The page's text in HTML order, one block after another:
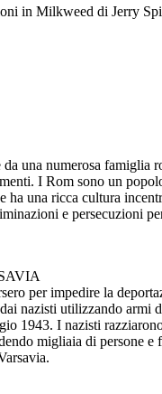
in Milkweed di Jerry
una numerosa famiglia
I Rom sono un
ha una ricca cultura
e persecuzioni
per impedire la
nazisti utilizzando armi
1943. I nazisti
migliaia di persone e